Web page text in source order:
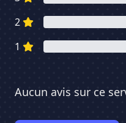
2
1
Aucun avis sur ce